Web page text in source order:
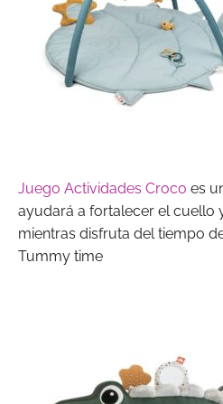
Juego Actividades Croco es
ayudará a fortalecer el cuello
mientras disfruta del tiempo
Tummy time